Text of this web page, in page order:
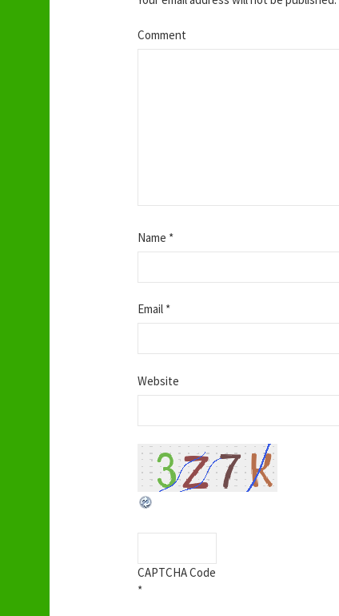
a
t
Comment
Name *
Email *
Website
CAPTCHA Code
*